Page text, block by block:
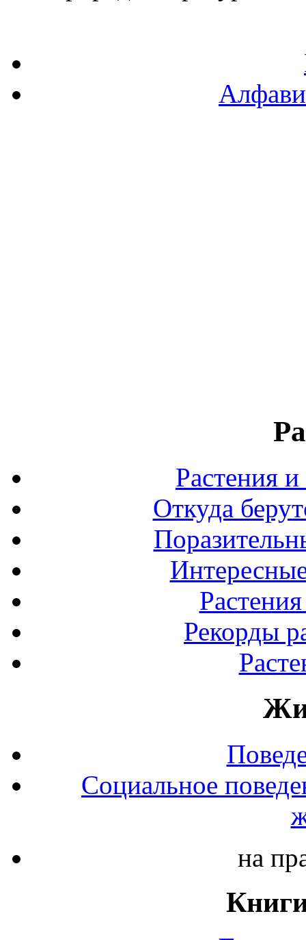
Растения
Откуда
Рекорды
Социальное
на